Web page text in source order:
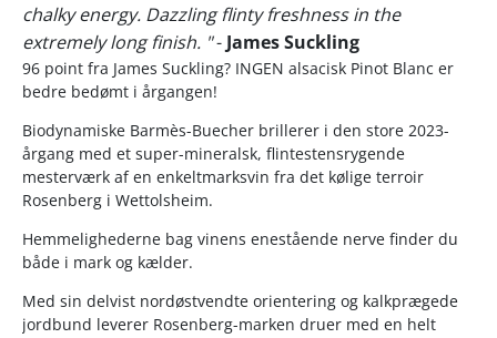
chalky energy. Dazzling flinty freshness in the
extremely long finish. "- James Suckling
96 point fra James Suckling? INGEN alsacisk Pinot Blanc er
bedre bedømt i årgangen!
Biodynamiske Barmès-Buecher brillerer i den store 2023-
årgang med et super-mineralsk, flintestensrygende
mesterværk af en enkeltmarksvin fra det kølige terroir
Rosenberg i Wettolsheim.
Hemmelighederne bag vinens enestående nerve finder du
både i mark og kælder.
Med sin delvist nordøstvendte orientering og kalkprægede
jordbund leverer Rosenberg-marken druer med en helt